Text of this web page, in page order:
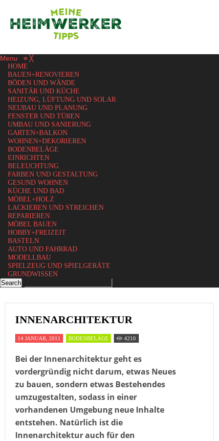
Menu ≡ ╳
HOME
BAUEN+RENOVIEREN
BÖDEN UND WÄNDE
SANITÄR UND KÜCHE
HEIZUNG, LÜFTUNG UND SOLAR
NEUBAU UND PLANUNG
FENSTER UND TÜREN
UMBAU UND SANIERUNG
GARTEN+BALKON
WOHNEN+DEKORIEREN
BODENBELÄGE
EINRICHTEN
BELEUCHTUNG
FARBEN UND GESTALTUNG
GESUND WOHNEN
KÜCHE UND BAD
MÖBEL+HOLZ
LACKIEREN UND STREICHEN
REPARIEREN
MÖBEL BAUEN
HOBBY+FREIZEIT
BASTELN
AUTO UND FAHRRAD
MODELLBAU
SPIELZEUG UND SPIELGERÄTE
GRUNDWISSEN
INNENARCHITEKTUR
14 JANUAR, 2011 BODENBELÄGE 4210
Bei der Innenarchitektur geht es
vordergründig nicht darum, etwas Neues
zu bauen, sondern etwas Bestehendes
umzugestalten, sodass in einer
vorhandenen Umgebung neue Inhalte
entstehen. Natürlich ist die
Innenarchitektur auch für den